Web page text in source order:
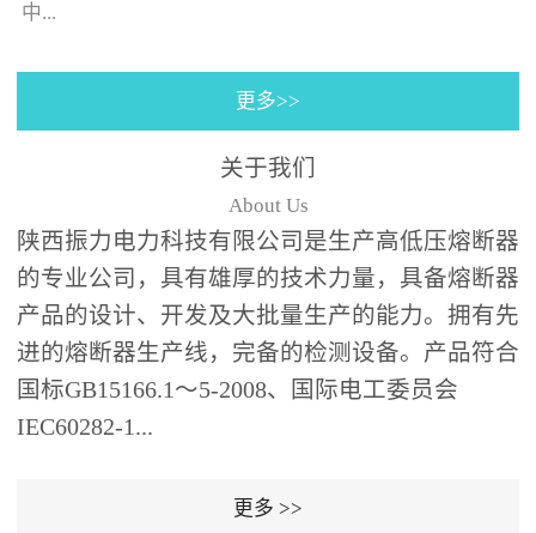
孔同心；熔断器装入箱体
后，熔断器支架壳外表皮
皮和端部与变压器油箱内
壁及异相电缆之间需保持
足够的绝缘距离；熔断器
为水平安装,并与变压器箱
体面板垂直,熔断器伸入油
箱的部分应浸入变压器绝
缘油中并用绝缘支架(用户
在变压器箱中安装好绝缘
中...
的时间-电流特性曲线。给
合适的产品（时间-电流特
性曲线表示虚拟的熔化时
间与...
更多>>
关于我们
About Us
陕西振力电力科技有限公司是生产高低压熔断器
的专业公司，具有雄厚的技术力量，具备熔断器
产品的设计、开发及大批量生产的能力。拥有先
进的熔断器生产线，完备的检测设备。产品符合
国标GB15166.1～5-2008、国际电工委员会
IEC60282-1...
更多 >>